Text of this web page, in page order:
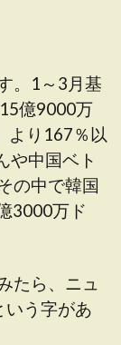
。1～3月基
億9000万
より167％以
や中国ベト
の中で韓国
3000万ド
たら、ニュ
いう字があ